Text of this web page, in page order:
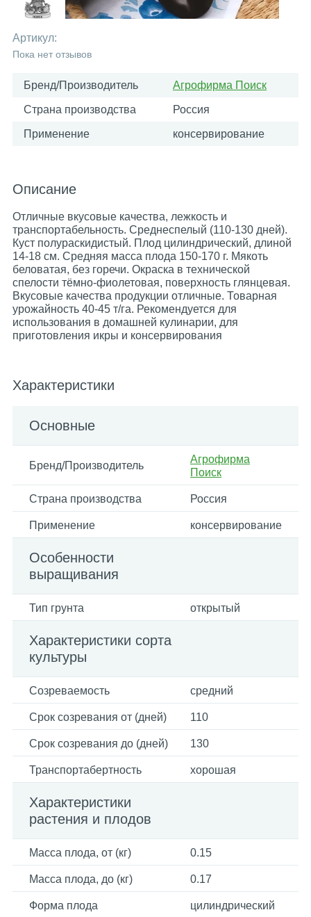
Артикул:
Пока нет отзывов
Бренд/Производитель Агрофирма Поиск
Страна производства Россия
Применение консервирование
Описание
Отличные вкусовые качества, лежкость и
транспортабельность. Среднеспелый (110-130 дней).
Куст полураскидистый. Плод цилиндрический, длиной
14-18 см. Средняя масса плода 150-170 г. Мякоть
беловатая, без горечи. Окраска в технической
спелости тёмно-фиолетовая, поверхность глянцевая.
Вкусовые качества продукции отличные. Товарная
урожайность 40-45 т/га. Рекомендуется для
использования в домашней кулинарии, для
приготовления икры и консервирования
Характеристики
Основные
Бренд/Производитель
Агрофирма
Поиск
Страна производства Россия
Применение консервирование
Особенности
выращивания
Тип грунта открытый
Характеристики сорта
культуры
Созреваемость средний
Срок созревания от (дней) 110
Срок созревания до (дней) 130
Транспортабертность хорошая
Характеристики
растения и плодов
Масса плода, от (кг) 0.15
Масса плода, до (кг) 0.17
Форма плода цилиндрический